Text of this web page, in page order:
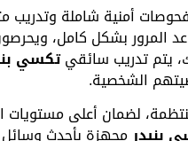
أمنية شاملة وتدريب
بشكل كامل،
يتم تدريب سائقيتكسي
الشخصية.
لضمان أعلى مستويات
بنيدر مجهزة بأحدث وسائل